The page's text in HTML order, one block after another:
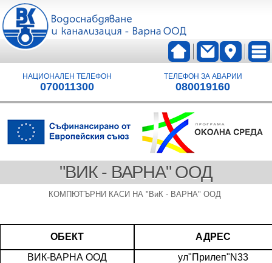
НАЦИОНАЛЕН ТЕЛЕФОН
070011300
ТЕЛЕФОН ЗА АВАРИИ
080019160
"ВИК - ВАРНА" ООД
КОМПЮТЪРНИ КАСИ НА "ВиК - ВАРНА" ООД
ОБЕКТ
АДРЕС
ВИК-ВАРНА ООД
ул"Прилеп"N33